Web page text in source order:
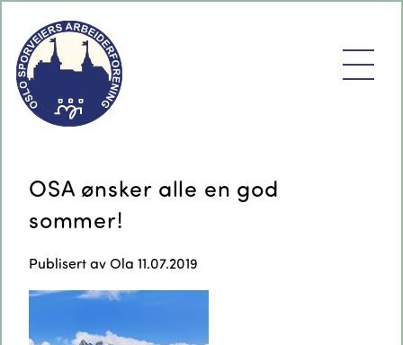
OSA ønsker alle en god
sommer!
Publisert avOla 11.07.2019